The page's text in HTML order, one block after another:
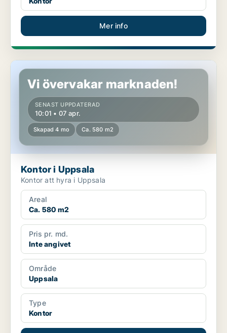
Mer info
Kontor i Uppsala
Vi övervakar marknaden!
SENAST UPPDATERAD
10:01 • 07 apr.
Skapad 4 mo Ca. 580 m2
Kontor i Uppsala
Kontor att hyra i Uppsala
Areal
Ca. 580 m2
Pris pr. md.
Inte angivet
Område
Uppsala
Type
Kontor